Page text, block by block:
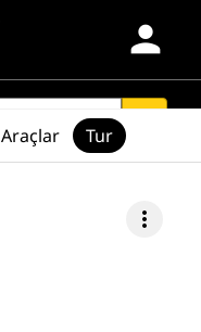
person
more_vert
Araçlar Tur